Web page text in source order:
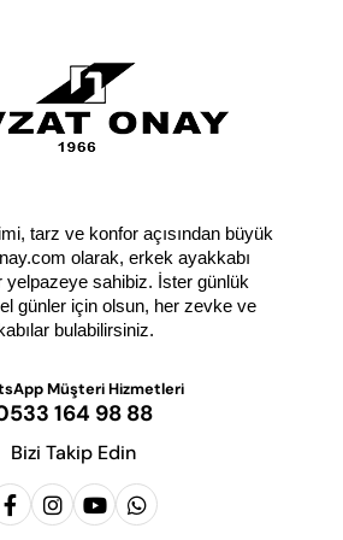
tarz ve konfor açısından büyük
olarak, erkek ayakkabı
yelpazeye sahibiz. İster günlük
günler için olsun, her zevke ve
bulabilirsiniz.
Müşteri Hizmetleri
164 98 88
Bizi Takip Edin